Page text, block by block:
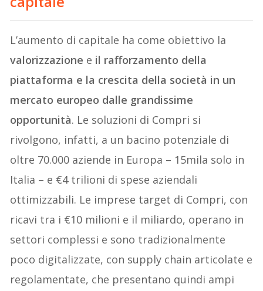
L’aumento di capitale ha come obiettivo la
valorizzazione e il rafforzamento della
piattaforma e la crescita della società in un
mercato europeo dalle grandissime
opportunità. Le soluzioni di Compri si
rivolgono, infatti, a un bacino potenziale di
oltre 70.000 aziende in Europa – 15mila solo in
Italia – e €4 trilioni di spese aziendali
ottimizzabili. Le imprese target di Compri, con
ricavi tra i €10 milioni e il miliardo, operano in
settori complessi e sono tradizionalmente
poco digitalizzate, con supply chain articolate e
regolamentate, che presentano quindi ampi